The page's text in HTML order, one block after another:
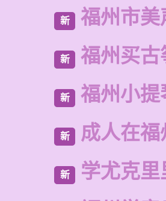
新 福州市美
新 福州买古
新 福州小提
新 成人在
新 学尤克